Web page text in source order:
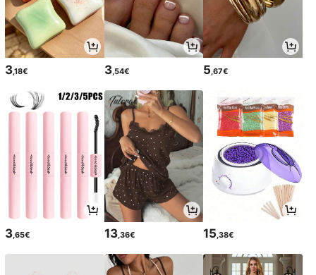
3,18€ 3,54€ 5 ,67€
3 ,65€ 13,36€ 15 ,38€